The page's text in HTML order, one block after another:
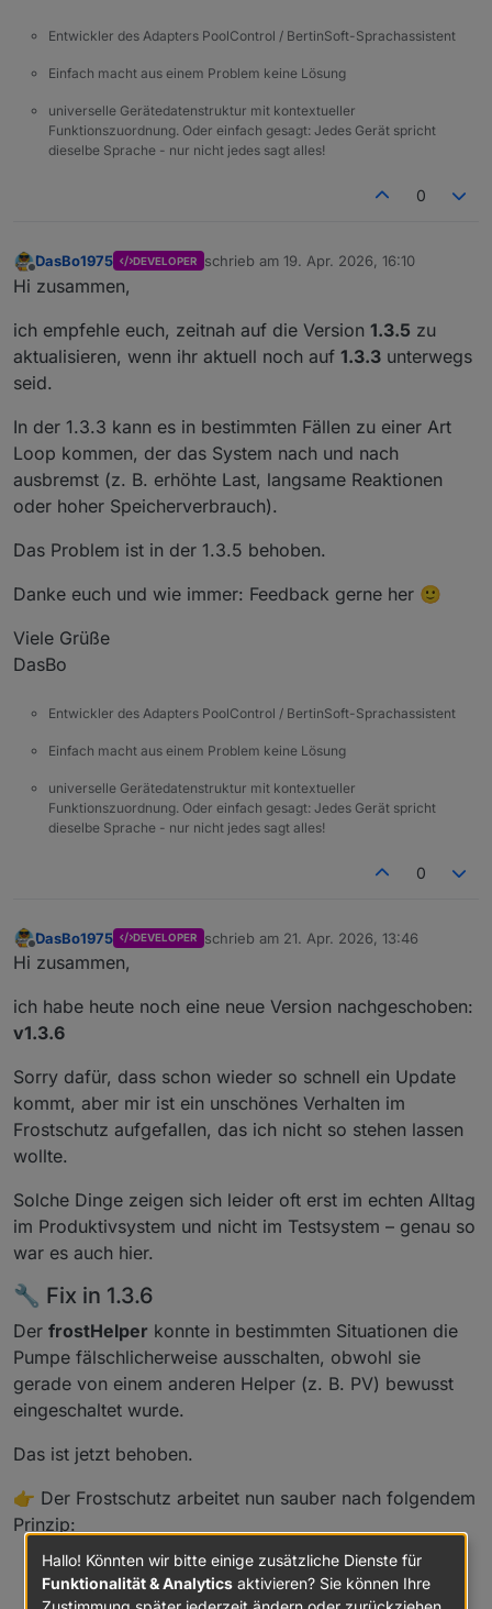
Entwickler des Adapters PoolControl / BertinSoft-Sprachassistent
Einfach macht aus einem Problem keine Lösung
universelle Gerätedatenstruktur mit kontextueller
Funktionszuordnung. Oder einfach gesagt: Jedes Gerät spricht
dieselbe Sprache - nur nicht jedes sagt alles!
0
DasBo1975 DEVELOPER schrieb am 19. Apr. 2026, 16:10
zuletzt editiert von
Hi zusammen,
ich empfehle euch, zeitnah auf die Version 1.3.5 zu
aktualisieren, wenn ihr aktuell noch auf 1.3.3 unterwegs
seid.
In der 1.3.3 kann es in bestimmten Fällen zu einer Art
Loop kommen, der das System nach und nach
ausbremst (z. B. erhöhte Last, langsame Reaktionen
oder hoher Speicherverbrauch).
Das Problem ist in der 1.3.5 behoben.
Danke euch und wie immer: Feedback gerne her 🙂
Viele Grüße
DasBo
Entwickler des Adapters PoolControl / BertinSoft-Sprachassistent
Einfach macht aus einem Problem keine Lösung
universelle Gerätedatenstruktur mit kontextueller
Funktionszuordnung. Oder einfach gesagt: Jedes Gerät spricht
dieselbe Sprache - nur nicht jedes sagt alles!
0
DasBo1975 DEVELOPER schrieb am 21. Apr. 2026, 13:46
zuletzt editiert von
Hi zusammen,
ich habe heute noch eine neue Version nachgeschoben:
v1.3.6
Sorry dafür, dass schon wieder so schnell ein Update
kommt, aber mir ist ein unschönes Verhalten im
Frostschutz aufgefallen, das ich nicht so stehen lassen
wollte.
Solche Dinge zeigen sich leider oft erst im echten Alltag
im Produktivsystem und nicht im Testsystem – genau so
war es auch hier.
🔧 Fix in 1.3.6
Der frostHelper konnte in bestimmten Situationen die
Pumpe fälschlicherweise ausschalten, obwohl sie
gerade von einem anderen Helper (z. B. PV) bewusst
eingeschaltet wurde.
Das ist jetzt behoben.
👉 Der Frostschutz arbeitet nun sauber nach folgendem
Prinzip:
Bei Frost: Pumpe wird wie gewohnt erzwungen
eingeschaltet
Hallo! Könnten wir bitte einige zusätzliche Dienste für
Funktionalität & Analytics aktivieren? Sie können Ihre